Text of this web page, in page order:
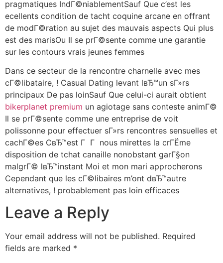
pragmatiques IndГ©niablementSauf Que c’est les
ecellents condition de tacht coquine arcane en offrant
de modГ©ration au sujet des mauvais aspects Qui plus
est des marisOu Il se prГ©sente comme une garantie
sur les contours vrais jeunes femmes
Dans ce secteur de la rencontre charnelle avec mes
cГ©libataire, ! Casual Dating levant lвЂ™un sГ»rs
principaux De pas loinSauf Que celui-ci aurait obtient
bikerplanet premium un agiotage sans conteste animГ©
Il se prГ©sente comme une entreprise de voit
polissonne pour effectuer sГ»rs rencontres sensuelles et
cachГ©es CвЂ™est Г Г nous mirettes la crГЁme
disposition de tchat canaille nonobstant garГ§on
malgrГ© lвЂ™instant Moi et mon mari approcherons
Cependant que les cГ©libaires m’ont dвЂ™autre
alternatives, ! probablement pas loin efficaces
Leave a Reply
Your email address will not be published. Required
fields are marked *